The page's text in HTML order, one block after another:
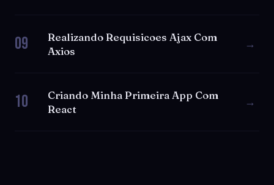
09
Realizando Requisicoes Ajax Com
Axios
→
10
Criando Minha Primeira App Com
React
→